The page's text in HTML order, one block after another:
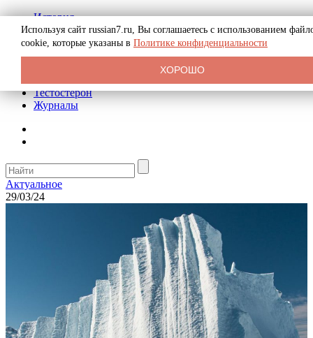
История
Биография
Криминал
Реклама на сайте
Тестостерон
Журналы
Актуальное
29/03/24
Используя сайт russian7.ru, Вы соглашаетесь с использованием
cookie, которые указаны в Политике конфиденциальности
ХОРОШО